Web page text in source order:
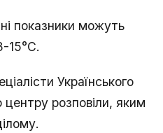
показники можуть
15°С.
Українського
центру розповіли, яким